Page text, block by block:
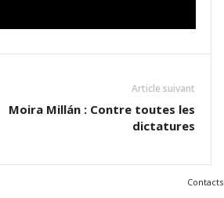
Article suivant
Moira Millán : Contre toutes les
dictatures
Contacts